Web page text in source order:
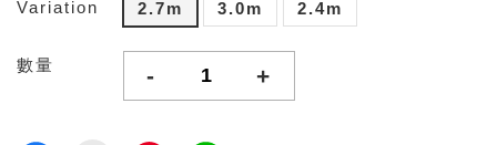
Variation 2.7m 3.0m 2.4m
數量 - +